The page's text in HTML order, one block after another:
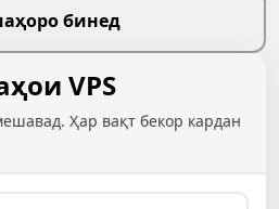
бинед
VPS
Ҳар вақт бекор кардан